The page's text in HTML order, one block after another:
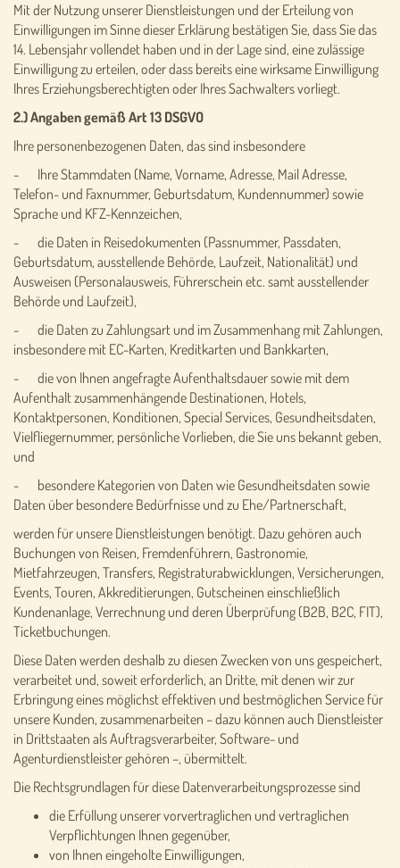
Mit der Nutzung unserer Dienstleistungen und der Erteilung von
Einwilligungen im Sinne dieser Erklärung bestätigen Sie, dass Sie das
14. Lebensjahr vollendet haben und in der Lage sind, eine zulässige
Einwilligung zu erteilen, oder dass bereits eine wirksame Einwilligung
Ihres Erziehungsberechtigten oder Ihres Sachwalters vorliegt.
2.) Angaben gemäß Art 13 DSGVO
Ihre personenbezogenen Daten, das sind insbesondere
- Ihre Stammdaten (Name, Vorname, Adresse, Mail Adresse,
Telefon- und Faxnummer, Geburtsdatum, Kundennummer) sowie
Sprache und KFZ-Kennzeichen,
- die Daten in Reisedokumenten (Passnummer, Passdaten,
Geburtsdatum, ausstellende Behörde, Laufzeit, Nationalität) und
Ausweisen (Personalausweis, Führerschein etc. samt ausstellender
Behörde und Laufzeit),
- die Daten zu Zahlungsart und im Zusammenhang mit Zahlungen,
insbesondere mit EC-Karten, Kreditkarten und Bankkarten,
- die von Ihnen angefragte Aufenthaltsdauer sowie mit dem
Aufenthalt zusammenhängende Destinationen, Hotels,
Kontaktpersonen, Konditionen, Special Services, Gesundheitsdaten,
Vielfliegernummer, persönliche Vorlieben, die Sie uns bekannt geben,
und
- besondere Kategorien von Daten wie Gesundheitsdaten sowie
Daten über besondere Bedürfnisse und zu Ehe/Partnerschaft,
werden für unsere Dienstleistungen benötigt. Dazu gehören auch
Buchungen von Reisen, Fremdenführern, Gastronomie,
Mietfahrzeugen, Transfers, Registraturabwicklungen, Versicherungen,
Events, Touren, Akkreditierungen, Gutscheinen einschließlich
Kundenanlage, Verrechnung und deren Überprüfung (B2B, B2C, FIT),
Ticketbuchungen.
Diese Daten werden deshalb zu diesen Zwecken von uns gespeichert,
verarbeitet und, soweit erforderlich, an Dritte, mit denen wir zur
Erbringung eines möglichst effektiven und bestmöglichen Service für
unsere Kunden, zusammenarbeiten – dazu können auch Dienstleister
in Drittstaaten als Auftragsverarbeiter, Software- und
Agenturdienstleister gehören –, übermittelt.
Die Rechtsgrundlagen für diese Datenverarbeitungsprozesse sind
die Erfüllung unserer vorvertraglichen und vertraglichen
Verpflichtungen Ihnen gegenüber,
von Ihnen eingeholte Einwilligungen,